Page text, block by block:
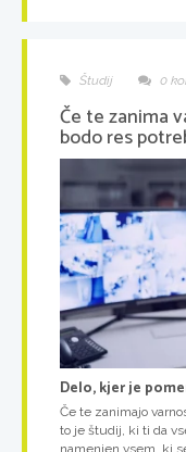
Študij 0
Če te zanima
bodo res
Delo, kjer je
Če te zanimajo
to je študij, ki ti da